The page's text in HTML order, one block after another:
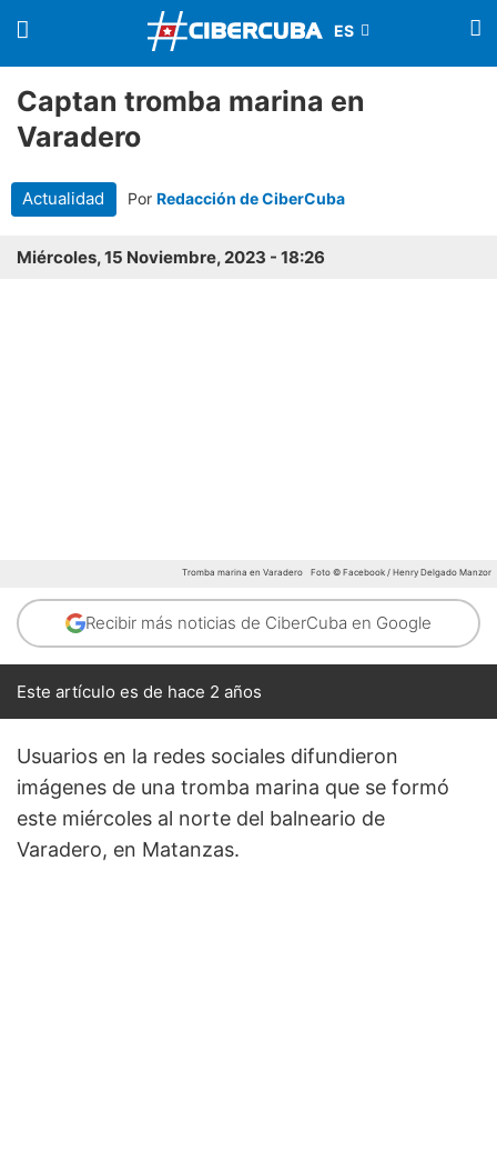
Captan tromba marina en
Varadero
Actualidad Por Redacción de CiberCuba
Miércoles, 15 Noviembre, 2023 - 18:26
Tromba marina en Varadero Foto © Facebook / Henry Delgado Manzor
Recibir más noticias de CiberCuba en Google
Este artículo es de hace 2 años
Usuarios en la redes sociales difundieron
imágenes de una tromba marina que se formó
este miércoles al norte del balneario de
Varadero, en Matanzas.